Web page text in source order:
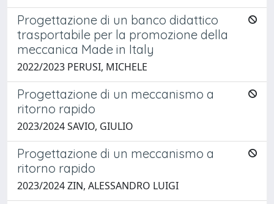
Progettazione di un banco didattico
trasportabile per la promozione della
meccanica Made in Italy
2022/2023 PERUSI, MICHELE
Progettazione di un meccanismo a
ritorno rapido
2023/2024 SAVIO, GIULIO
Progettazione di un meccanismo a
ritorno rapido
2023/2024 ZIN, ALESSANDRO LUIGI